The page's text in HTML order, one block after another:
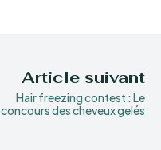
Article suivant
Hair freezing contest : Le
concours des cheveux gelés